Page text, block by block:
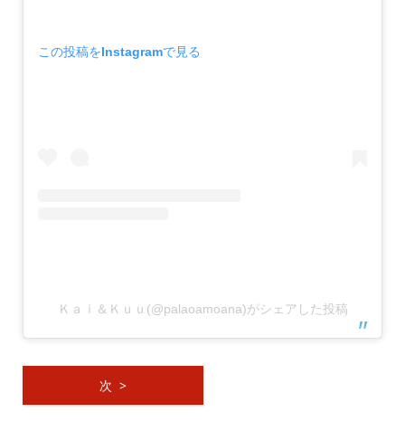
この投稿をInstagramで見る
Ｋａｉ＆Ｋｕｕ(@palaoamoana)がシェアした投稿
次 >